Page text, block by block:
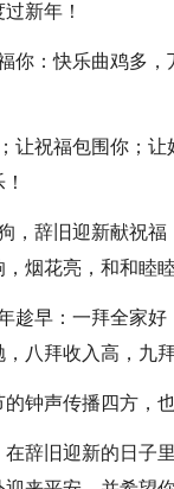
新年！
你：快乐曲鸡多
让祝福包围你；
，辞旧迎新献祝
烟花亮，和和睦
趁早：一拜全家
八拜收入高，九
的钟声传播四方，
在辞旧迎新的日子